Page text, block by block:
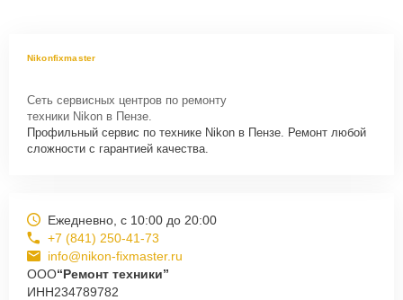
Nikonfixmaster
Сеть сервисных центров по ремонту
техники Nikon в Пензе.
Профильный сервис по технике Nikon в Пензе. Ремонт любой
сложности с гарантией качества.
Ежедневно, с 10:00 до 20:00
+7 (841) 250-41-73
info@nikon-fixmaster.ru
ООО“Ремонт техники”
ИНН234789782